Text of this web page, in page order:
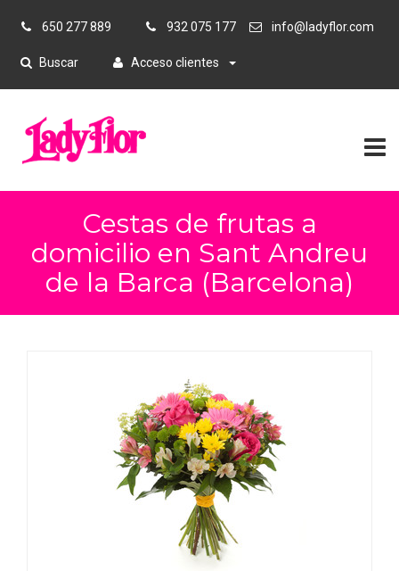
650 277 889 932 075 177 info@ladyflor.com
Buscar Acceso clientes
Cestas de frutas a
domicilio en Sant Andreu
de la Barca (Barcelona)